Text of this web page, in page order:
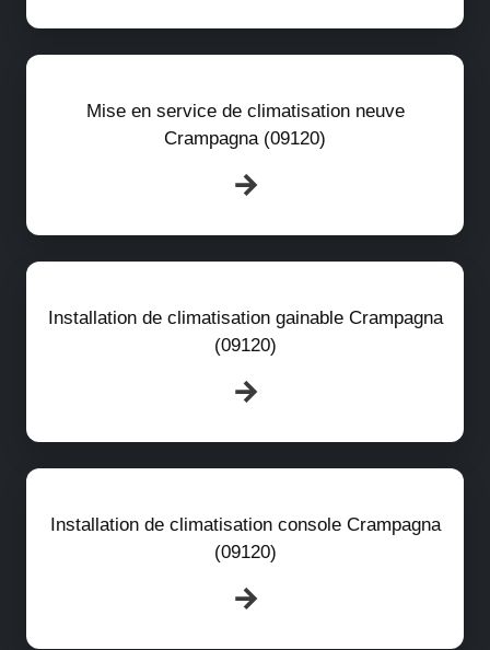
Mise en service de climatisation neuve
Crampagna (09120)
Installation de climatisation gainable Crampagna
(09120)
Installation de climatisation console Crampagna
(09120)